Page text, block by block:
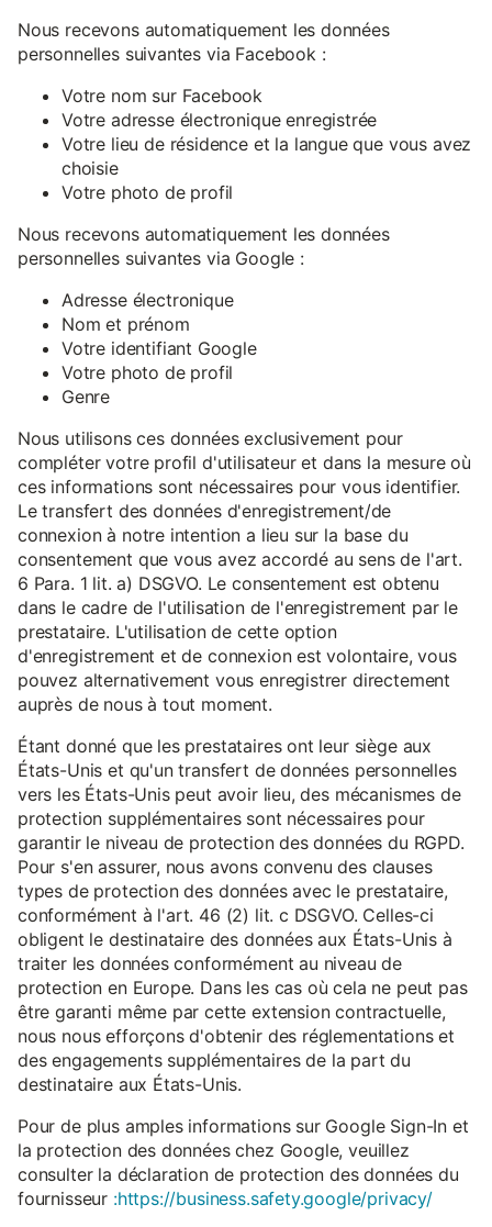
Nous recevons automatiquement les données
personnelles suivantes via Facebook :
Votre nom sur Facebook
Votre adresse électronique enregistrée
Votre lieu de résidence et la langue que vous avez
choisie
Votre photo de profil
Nous recevons automatiquement les données
personnelles suivantes via Google :
Adresse électronique
Nom et prénom
Votre identifiant Google
Votre photo de profil
Genre
Nous utilisons ces données exclusivement pour
compléter votre profil d'utilisateur et dans la mesure où
ces informations sont nécessaires pour vous identifier.
Le transfert des données d'enregistrement/de
connexion à notre intention a lieu sur la base du
consentement que vous avez accordé au sens de l'art.
6 Para. 1 lit. a) DSGVO. Le consentement est obtenu
dans le cadre de l'utilisation de l'enregistrement par le
prestataire. L'utilisation de cette option
d'enregistrement et de connexion est volontaire, vous
pouvez alternativement vous enregistrer directement
auprès de nous à tout moment.
Étant donné que les prestataires ont leur siège aux
États-Unis et qu'un transfert de données personnelles
vers les États-Unis peut avoir lieu, des mécanismes de
protection supplémentaires sont nécessaires pour
garantir le niveau de protection des données du RGPD.
Pour s'en assurer, nous avons convenu des clauses
types de protection des données avec le prestataire,
conformément à l'art. 46 (2) lit. c DSGVO. Celles-ci
obligent le destinataire des données aux États-Unis à
traiter les données conformément au niveau de
protection en Europe. Dans les cas où cela ne peut pas
être garanti même par cette extension contractuelle,
nous nous efforçons d'obtenir des réglementations et
des engagements supplémentaires de la part du
destinataire aux États-Unis.
Pour de plus amples informations sur Google Sign-In et
la protection des données chez Google, veuillez
consulter la déclaration de protection des données du
fournisseur :https://business.safety.google/privacy/